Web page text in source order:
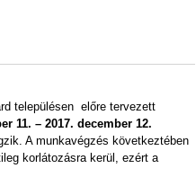
településen előre tervezett
11. – 2017. december 12.
A munkavégzés következtében
korlátozásra kerül, ezért a